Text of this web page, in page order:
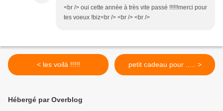
<br /> oui cette année à très vite passé !!!!!!merci pour
tes voeux !biz<br /> <br /> <br />
< les voilà !!!!! petit cadeau pour ..... >
Hébergé par Overblog